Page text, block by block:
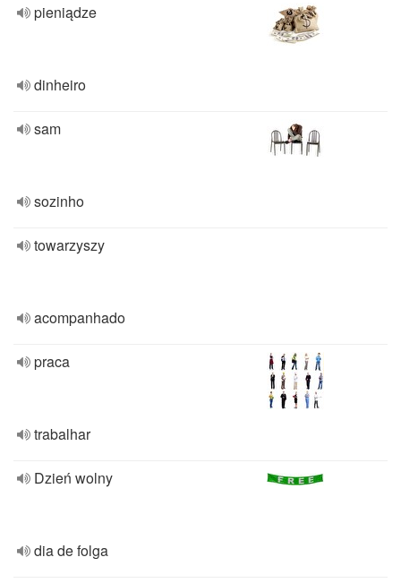
pieniądze
dinheiro
sam
sozinho
towarzyszy
acompanhado
praca
trabalhar
Dzień wolny
dia de folga